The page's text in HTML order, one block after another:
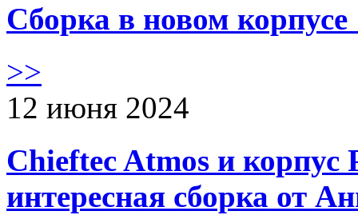
Сборка в новом
>>
12 июня 2024
Chieftec Atmos и корпус
интересная сборка от